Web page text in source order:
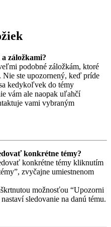
záložkami?
podobné záložkám, ktoré
Nie ste upozornený, keď príde
kedykoľvek do témy
vám ale naopak uľahčí
vami vybraným
konkrétne témy?
konkrétne témy kliknutím
zvyčajne umiestnenom
možnosťou “Upozorni
sledovanie na danú tému.